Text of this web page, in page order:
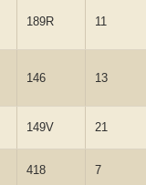
189R 11
146 13
149V 21
418 7